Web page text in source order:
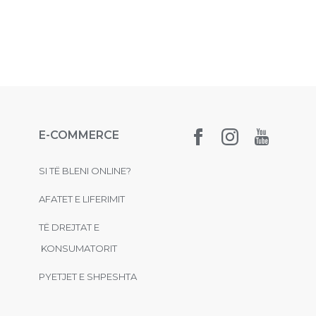
E-COMMERCE
SI TË BLENI ONLINE?
AFATET E LIFERIMIT
TË DREJTAT E
KONSUMATORIT
PYETJET E SHPESHTA